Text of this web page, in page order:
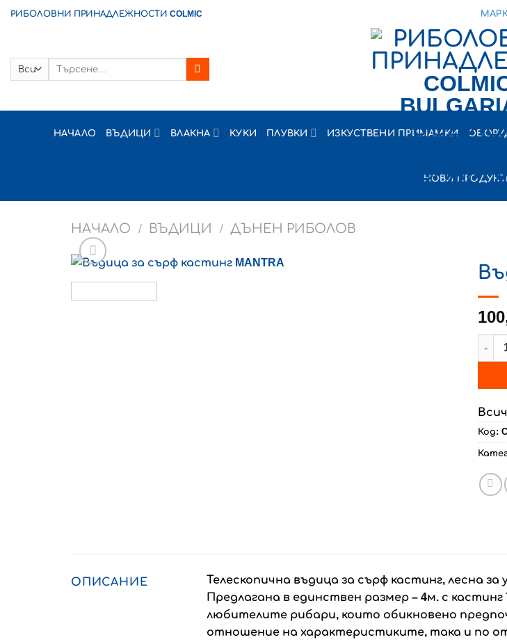
SkipРИБОЛОВНИ ПРИНАДЛЕЖНОСТИ COLMIC
Търсене
НАЧАЛО ВЪДИЦИ ВЛАКНА КУКИ ПЛУВКИ ИЗКУСТВЕНИ ПРИМАМКИ
НОВИ
НАЧАЛО / ВЪДИЦИ / ДЪНЕН РИБОЛОВ
Код:
ОПИСАНИЕ
Телескопична въдица за сърф кастинг, лесна
Предлагана в единствен размер – 4м. с
любителите рибари, които обикновено
отношение на характеристиките, така и по